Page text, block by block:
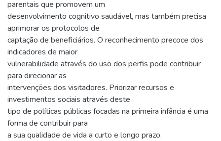
parentais que promovem um
desenvolvimento cognitivo saudável, mas também precisa
aprimorar os protocolos de
captação de beneficiários. O reconhecimento precoce dos
indicadores de maior
vulnerabilidade através do uso dos perfis pode contribuir
para direcionar as
intervenções dos visitadores. Priorizar recursos e
investimentos sociais através deste
tipo de políticas públicas focadas na primeira infância é uma
forma de contribuir para
a sua qualidade de vida a curto e longo prazo.